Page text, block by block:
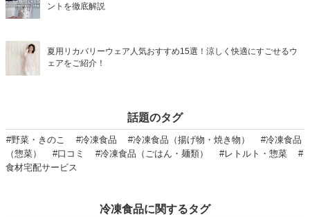
ントを徹底解説
夏用リカバリーウェア人気おすすめ15選！涼しく快適にすごせるウ
ェアをご紹介！
話題のタグ
#野菜・きのこ #冷凍食品 #冷凍食品（揚げ物・焼き物）
#冷凍食品
（惣菜）
#口コミ #冷凍食品（ごはん・麺類） #レトルト・惣菜
#
食材宅配サービス
冷凍食品に関するタグ